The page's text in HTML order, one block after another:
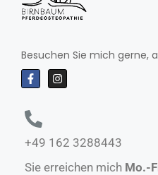
Besuchen Sie mich gerne,
+49 162 3288443
Sie erreichen mich Mo.-